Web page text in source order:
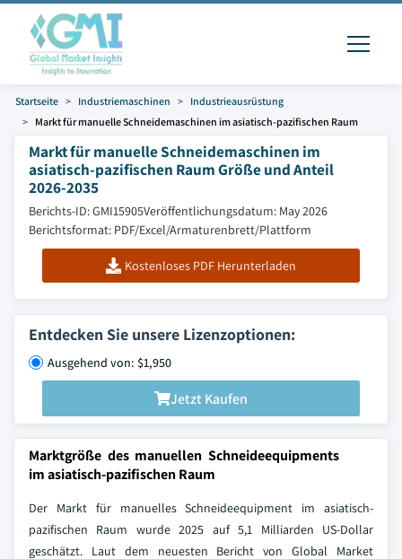
Startseite Industriemaschinen
Industrieausrüstung
Markt für manuelle Schneidemaschinen im asiatisch-pazifischen Raum
Markt für manuelle Schneidemaschinen im
asiatisch-pazifischen Raum Größe und Anteil
2026-2035
Berichts-ID: GMI15905Veröffentlichungsdatum: May 2026
Berichtsformat: PDF/Excel/Armaturenbrett/Plattform
Kostenloses PDF Herunterladen
Entdecken Sie unsere Lizenzoptionen:
Ausgehend von: $1,950
Jetzt Kaufen
Marktgröße des manuellen Schneideequipments
im asiatisch-pazifischen Raum
Der Markt für manuelles Schneideequipment im asiatisch-
pazifischen Raum wurde 2025 auf 5,1 Milliarden US-Dollar
geschätzt. Laut dem neuesten Bericht von Global Market